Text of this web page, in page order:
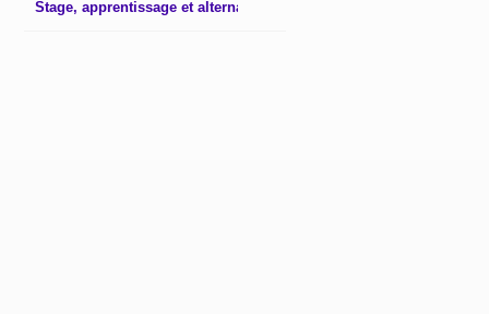
Stage, apprentissage et alternance